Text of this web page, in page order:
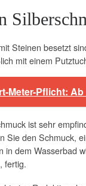
Steinen besetzt
mit einem
Meter-Pflicht:
ist sehr
Sie den Schmuck,
in dem Wasserbad
fertig.